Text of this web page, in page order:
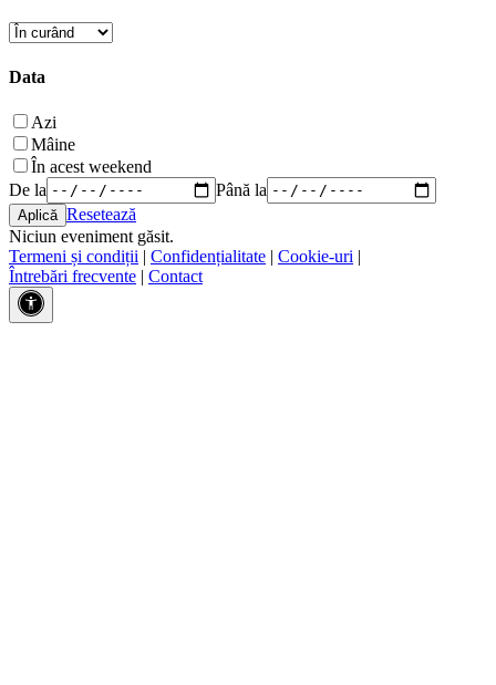
Data
Azi
Mâine
În acest weekend
De la
Până la
Resetează
Niciun eveniment găsit.
Termeni și condiții | Confidențialitate | Cookie-uri |
Întrebări frecvente | Contact